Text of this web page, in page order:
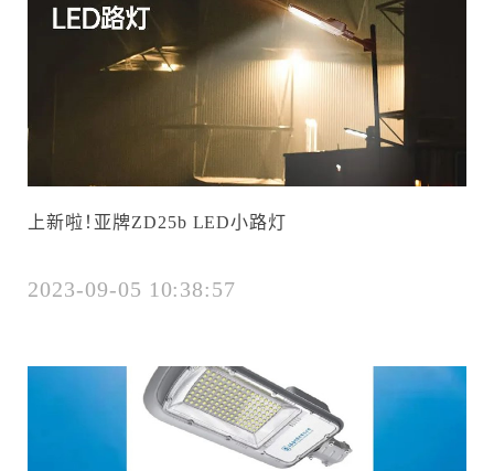
上新啦！亚牌ZD25b LED小路灯
2023-09-05 10:38:57